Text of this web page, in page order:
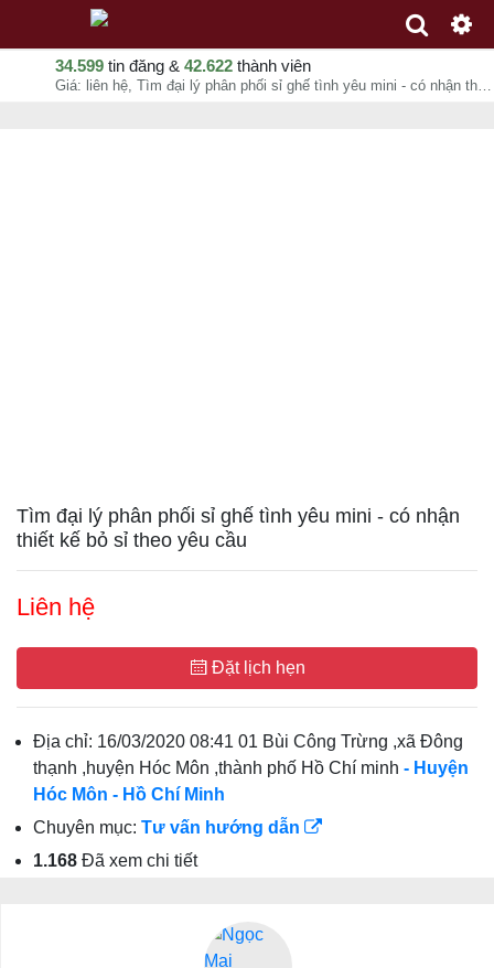
34.599 tin đăng & 42.622 thành viên
Giá: liên hệ, Tìm đại lý phân phối sỉ ghế tình yêu mini - có nhận thiết kế bỏ sỉ theo yêu cầu, Ngọc Mai, chuyên mục Tư vấn hướng dẫn tại Huyện Hóc Môn - Hồ Chí Minh - 08-08-2026 11:30:51
Tìm đại lý phân phối sỉ ghế tình yêu mini - có nhận
thiết kế bỏ sỉ theo yêu cầu
Liên hệ
Đặt lịch hẹn
Địa chỉ: 16/03/2020 08:41 01 Bùi Công Trừng ,xã Đông
thạnh ,huyện Hóc Môn ,thành phố Hồ Chí minh - Huyện
Hóc Môn - Hồ Chí Minh
Chuyên mục: Tư vấn hướng dẫn
1.168 Đã xem chi tiết